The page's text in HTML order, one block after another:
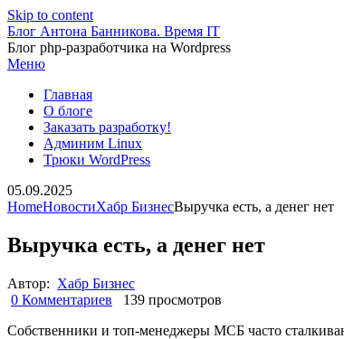
Skip to content
Блог Антона Банникова. Время IT
Блог php-разработчика на Wordpress
Меню
Главная
О блоге
Заказать разработку!
Админим Linux
Трюки WordPress
05.09.2025
HomeНовостиХабр БизнесВыручка есть, а денег нет
Выручка есть, а денег нет
Автор: Хабр Бизнес
0 Комментариев
139 просмотров
Собственники и топ-менеджеры МСБ часто